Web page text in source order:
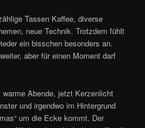
Tassen Kaffee, diverse
neue Technik. Trotzdem fühlt
ein bisschen besonders an.
aber für einen Moment darf
Abende, jetzt Kerzenlicht
und irgendwo im Hintergrund
um die Ecke kommt. Der